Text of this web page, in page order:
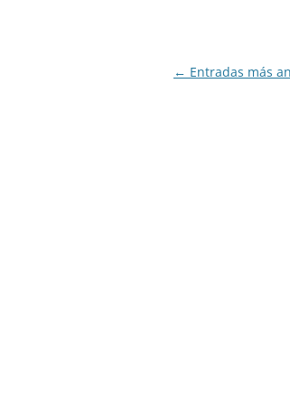
Navegación
← Entradas más